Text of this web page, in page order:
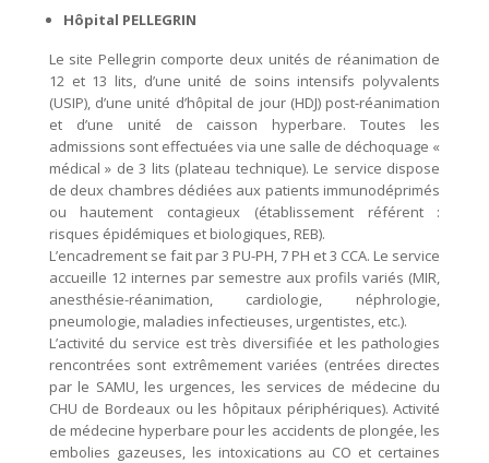
Hôpital PELLEGRIN
Le site Pellegrin comporte deux unités de réanimation de
12 et 13 lits, d’une unité de soins intensifs polyvalents
(USIP), d’une unité d’hôpital de jour (HDJ) post-réanimation
et d’une unité de caisson hyperbare. Toutes les
admissions sont effectuées via une salle de déchoquage «
médical » de 3 lits (plateau technique). Le service dispose
de deux chambres dédiées aux patients immunodéprimés
ou hautement contagieux (établissement référent :
risques épidémiques et biologiques, REB).
L’encadrement se fait par 3 PU-PH, 7 PH et 3 CCA. Le service
accueille 12 internes par semestre aux profils variés (MIR,
anesthésie-réanimation, cardiologie, néphrologie,
pneumologie, maladies infectieuses, urgentistes, etc.).
L’activité du service est très diversifiée et les pathologies
rencontrées sont extrêmement variées (entrées directes
par le SAMU, les urgences, les services de médecine du
CHU de Bordeaux ou les hôpitaux périphériques). Activité
de médecine hyperbare pour les accidents de plongée, les
embolies gazeuses, les intoxications au CO et certaines